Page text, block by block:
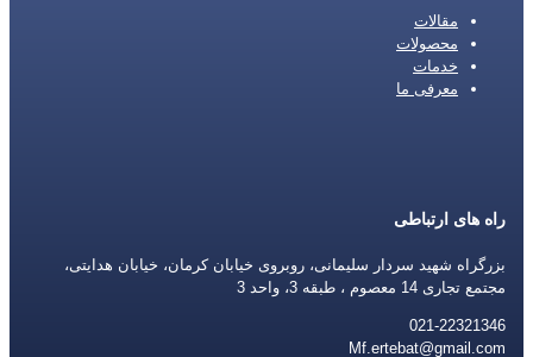
مقالات
محصولات
خدمات
معرفی ما
راه های ارتباطی
بزرگراه شهید سردار سلیمانی، روبروی خیابان کرمان، خیابان هدایتی،
مجتمع تجاری 14 معصوم ، طبقه 3، واحد 3
021-22321346
Mf.ertebat@gmail.com